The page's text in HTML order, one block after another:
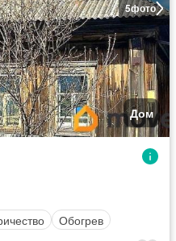
5фото
Дом
Обогрев